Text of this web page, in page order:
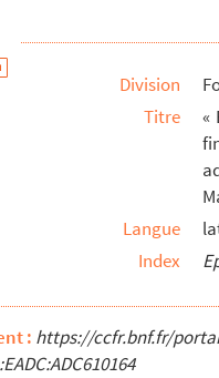
Division
Titre
«
Langue
Index
: https://ccfr.bnf.fr/